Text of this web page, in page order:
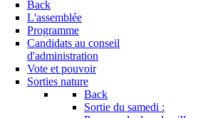
Back
L'assemblée
Programme
Candidats au conseil
d'administration
Vote et pouvoir
Sorties nature
Back
Sortie du samedi :